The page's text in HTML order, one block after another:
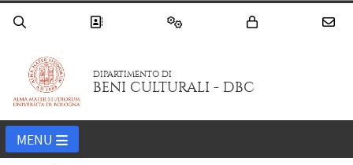
DIPARTIMENTO DI
BENI CULTURALI - DBC
MENU